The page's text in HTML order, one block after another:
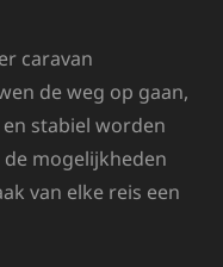
caravan
de weg op gaan,
stabiel worden
mogelijkheden
van elke reis een